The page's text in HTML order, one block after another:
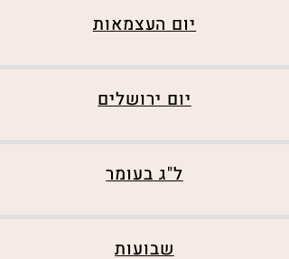
יום העצמאות
יום ירושלים
ל"ג בעומר
שבועות